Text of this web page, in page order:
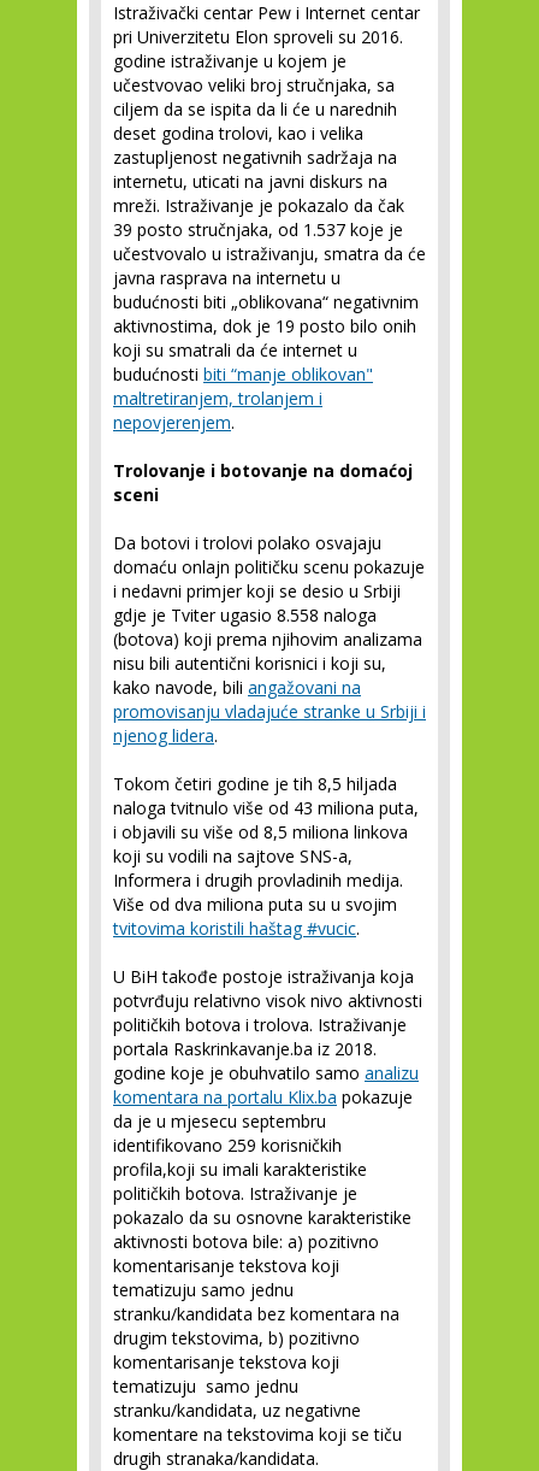
Istraživački centar Pew i Internet centar
pri Univerzitetu Elon sproveli su 2016.
godine istraživanje u kojem je
učestvovao veliki broj stručnjaka, sa
ciljem da se ispita da li će u narednih
deset godina trolovi, kao i velika
zastupljenost negativnih sadržaja na
internetu, uticati na javni diskurs na
mreži. Istraživanje je pokazalo da čak
39 posto stručnjaka, od 1.537 koje je
učestvovalo u istraživanju, smatra da će
javna rasprava na internetu u
budućnosti biti „oblikovana“ negativnim
aktivnostima, dok je 19 posto bilo onih
koji su smatrali da će internet u
budućnosti biti “manje oblikovan"
maltretiranjem, trolanjem i
nepovjerenjem.
Trolovanje i botovanje na domaćoj
sceni
Da botovi i trolovi polako osvajaju
domaću onlajn političku scenu pokazuje
i nedavni primjer koji se desio u Srbiji
gdje je Tviter ugasio 8.558 naloga
(botova) koji prema njihovim analizama
nisu bili autentični korisnici i koji su,
kako navode, bili angažovani na
promovisanju vladajuće stranke u Srbiji i
njenog lidera.
Tokom četiri godine je tih 8,5 hiljada
naloga tvitnulo više od 43 miliona puta,
i objavili su više od 8,5 miliona linkova
koji su vodili na sajtove SNS-a,
Informera i drugih provladinih medija.
Više od dva miliona puta su u svojim
tvitovima koristili haštag #vucic.
U BiH takođe postoje istraživanja koja
potvrđuju relativno visok nivo aktivnosti
političkih botova i trolova. Istraživanje
portala Raskrinkavanje.ba iz 2018.
godine koje je obuhvatilo samo analizu
komentara na portalu Klix.ba pokazuje
da je u mjesecu septembru
identifikovano 259 korisničkih
profila,koji su imali karakteristike
političkih botova. Istraživanje je
pokazalo da su osnovne karakteristike
aktivnosti botova bile: a) pozitivno
komentarisanje tekstova koji
tematizuju samo jednu
stranku/kandidata bez komentara na
drugim tekstovima, b) pozitivno
komentarisanje tekstova koji
tematizuju samo jednu
stranku/kandidata, uz negativne
komentare na tekstovima koji se tiču
drugih stranaka/kandidata.